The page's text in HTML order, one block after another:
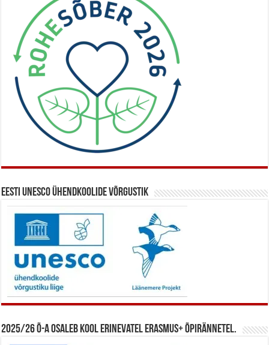
Eesti UNESCO ühendkoolide võrgustik
2025/26 õ-a osaleb kool erinevatel Erasmus+ õpirännetel.